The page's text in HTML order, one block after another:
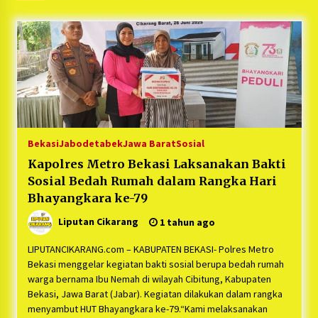
5 bulan ago
PNM Hadir dalam Setiap Langkah Dikha, Penari
Aura Farming yang Viral Ternyata Anak
Nasabah PNM Mekaar
1 tahun ago
Duh Kacau Banget, Karena Kecewa Tak Dapat
Fasilitas yang Sesuai, Para Peserta Retret
Sebelum Waktunya
1 tahun ago
Kartini Penggerak Lingkungan dari Sampah
Bukit Berlian
1 tahun ago
PNM Berangkatkan Ratusan Peserta : Mudik
Aman Sampai Tujuan BUMN 2025
1 tahun ago
Ketua Umum Jurpala KOSMI Indonesia Gilang
BekasiJabodetabekJawa BaratSosial
Kapolres Metro Bekasi Laksanakan Bakti
Sosial Bedah Rumah dalam Rangka Hari
Bhayangkara ke-79
Liputan Cikarang 1 tahun ago
LIPUTANCIKARANG.com – KABUPATEN BEKASI- Polres Metro
Bekasi menggelar kegiatan bakti sosial berupa bedah rumah
warga bernama Ibu Nemah di wilayah Cibitung, Kabupaten
Bekasi, Jawa Barat (Jabar). Kegiatan dilakukan dalam rangka
menyambut HUT Bhayangkara ke-79.“Kami melaksanakan